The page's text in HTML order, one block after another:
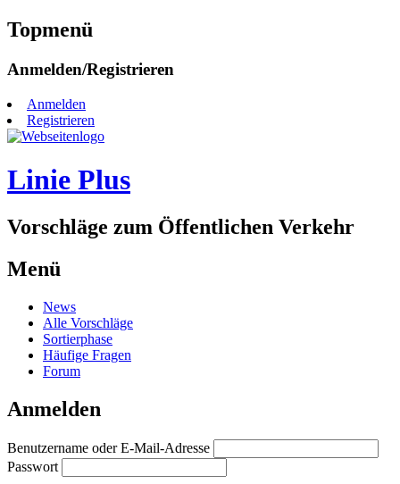
Topmenü
Zum
springen
Anmelden/Registrieren
Anmelden
Registrieren
Linie Plus
Vorschläge zum Öffentlichen Verkehr
Menü
Zum
Inhalt
springen
News
Alle Vorschläge
Sortierphase
Häufige Fragen
Forum
Anmelden
Benutzername oder E-Mail-Adresse
Passwort